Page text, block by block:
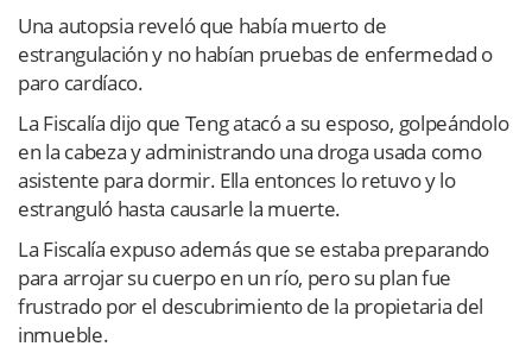
Una autopsia reveló que había muerto de
estrangulación y no habían pruebas de enfermedad o
paro cardíaco.
La Fiscalía dijo que Teng atacó a su esposo, golpeándolo
en la cabeza y administrando una droga usada como
asistente para dormir. Ella entonces lo retuvo y lo
estranguló hasta causarle la muerte.
La Fiscalía expuso además que se estaba preparando
para arrojar su cuerpo en un río, pero su plan fue
frustrado por el descubrimiento de la propietaria del
inmueble.